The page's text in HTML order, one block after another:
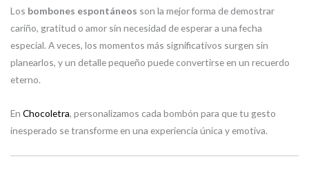
Los bombones espontáneos son la mejor forma de demostrar
cariño, gratitud o amor sin necesidad de esperar a una fecha
especial. A veces, los momentos más significativos surgen sin
planearlos, y un detalle pequeño puede convertirse en un recuerdo
eterno.
En Chocoletra, personalizamos cada bombón para que tu gesto
inesperado se transforme en una experiencia única y emotiva.